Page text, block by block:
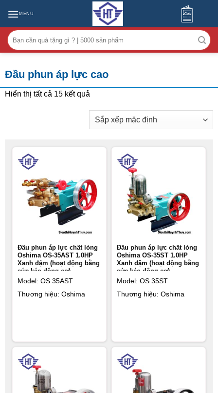
MENU
Tìm
kiếm:
Đầu phun áp lực cao
Hiển thị tất cả 15 kết quả
Đầu phun áp lực chất lỏng
Oshima OS-35AST 1.0HP
Xanh đậm (hoạt động bằng
sức kéo động cơ)
Model: OS 35AST
Thương hiệu: Oshima
Đầu phun áp lực chất lỏng
Oshima OS-35ST 1.0HP
Xanh đậm (hoạt động bằng
sức kéo động cơ)
Model: OS 35ST
Thương hiệu: Oshima